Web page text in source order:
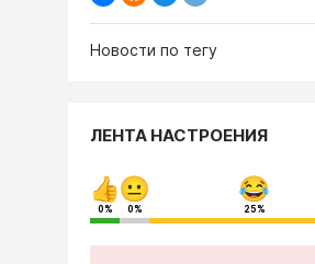
Новости по тегу
ЛЕНТА НАСТРОЕНИЯ
0% 0% 25%